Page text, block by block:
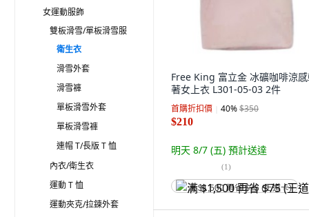
女運動服飾
雙板滑雪/單板滑雪服
衛生衣
滑雪外套
滑雪褲
單板滑雪外套
單板滑雪褲
連帽 T/長版 T 恤
內衣/衛生衣
運動 T 恤
運動夾克/拉鍊外套
Free King 富立金 冰礦咖啡涼
著女上衣 L301-05-03 2件
首購折扣價 40%$350
$210
明天 8/7 (五) 預計送達
(1)
满 $1,500 再省 $75 (王道卡)